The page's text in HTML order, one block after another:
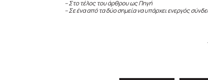
– Στο τέλος του άρθρου ως Πηγή
– Σε ένα από τα δύο σημεία να υπάρχει ενεργός